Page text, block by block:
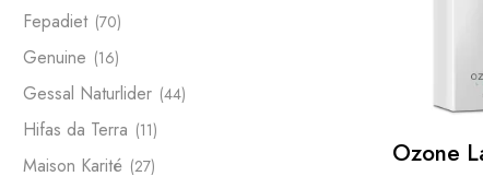
Ozone
Fepadiet (70)
Genuine (16)
Gessal Naturlider (44)
Hifas da Terra (11)
Maison Karité (27)